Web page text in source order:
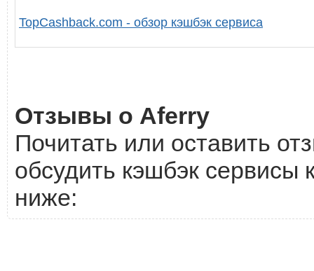
TopCashback.com - обзор кэшбэк сервиса
Отзывы о Aferry
Почитать или оставить
обсудить кэшбэк сервисы
ниже: